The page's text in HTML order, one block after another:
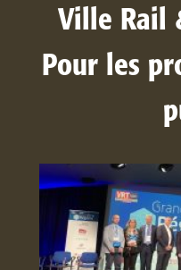
Ville Rail
Pour les